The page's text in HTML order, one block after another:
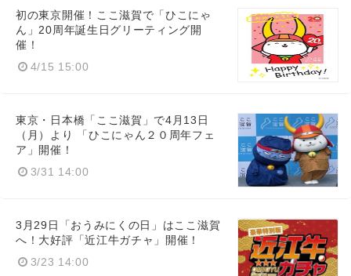
初の東京開催！ここ滋賀で「ひこにゃ
ん」20周年誕生日グリーティング開
催！
4/15 15:00
東京・日本橋「ここ滋賀」で4月13日
（月）より 「ひこにゃん２０周年フェ
ア」開催！
3/31 14:00
3月29日「おうみにくの日」はここ滋賀
へ！大好評「近江牛ガチャ」開催！
3/23 14:00